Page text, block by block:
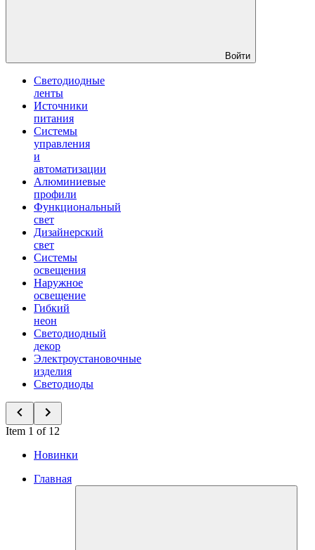
Войти
Светодиодные
ленты
Источники
питания
Системы
управления
и
автоматизации
Алюминиевые
профили
Функциональный
свет
Дизайнерский
свет
Системы
освещения
Наружное
освещение
Гибкий
неон
Светодиодный
декор
Электроустановочные
изделия
Светодиоды
Item 1 of 12
Новинки
Главная